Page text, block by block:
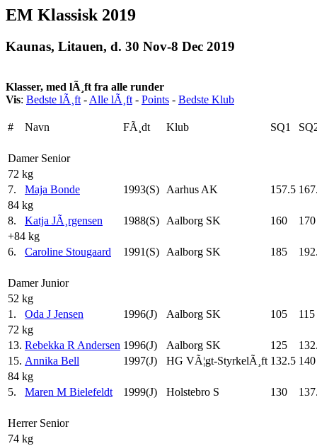
EM Klassisk 2019
Kaunas, Litauen, d. 30 Nov-8 Dec 2019
Klasser, med lÃ¸ft fra alle runder
Vis: Bedste lÃ¸ft - Alle lÃ¸ft - Points - Bedste Klub
# Navn FÃ¸dt Klub SQ1
Damer Senior
72 kg
7.
Maja Bonde 1993(S) Aarhus AK 157.5
84 kg
8.
Katja JÃ¸rgensen 1988(S) Aalborg SK 160
170
+84 kg
6.
Caroline Stougaard 1991(S) Aalborg SK 185
Damer Junior
52 kg
1.
Oda J Jensen 1996(J) Aalborg SK 105
115
72 kg
13. Rebekka R Andersen 1996(J) Aalborg SK 125
15. Annika Bell 1997(J) HG VÃ¦gt-StyrkelÃ¸ft 132.5 140
84 kg
5.
Maren M Bielefeldt 1999(J) Holstebro S 130
Herrer Senior
74 kg